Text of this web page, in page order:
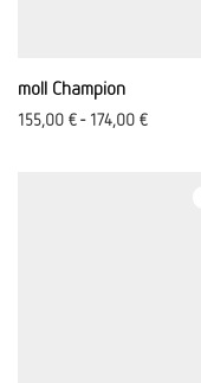
moll Champion
155,00 €- 174,00 €